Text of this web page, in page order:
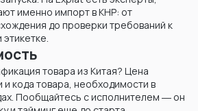
именно импорт в КНР: от
до проверки требований к
товара из Китая? Цена
и кода товара, необходимости в
Пообщайтесь с исполнителем ― он